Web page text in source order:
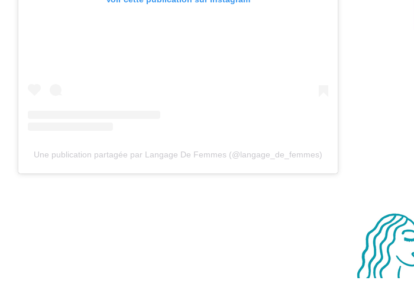
Une publication partagée par Langage De Femmes (@langage_de_femmes)